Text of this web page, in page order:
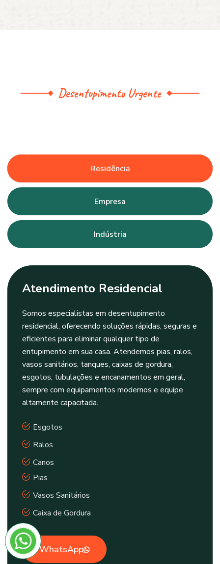
Desentupimento Urgente
Residência
Empresa
Indústria
Atendimento Residencial
Somos especialistas em desentupimento
residencial, oferecendo soluções rápidas, seguras e
eficientes para eliminar qualquer tipo de
entupimento em sua casa. Atendemos pias, ralos,
vasos sanitários, tanques, caixas de gordura,
esgotos, tubulações e encanamentos em geral,
sempre com equipamentos modernos e equipe
altamente capacitada.
Esgotos
Ralos
Canos
Pias
Vasos Sanitários
Caixa de Gordura
WhatsApp